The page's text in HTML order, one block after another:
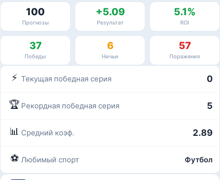
100
Прогнозы
+5.09
Результат
5.1%
ROI
37
Победы
6
Ничьи
57
Поражения
⚡ Текущая победная серия 0
🏆 Рекордная победная серия 5
📊 Средний коэф. 2.89
⚽ Любимый спорт Футбол